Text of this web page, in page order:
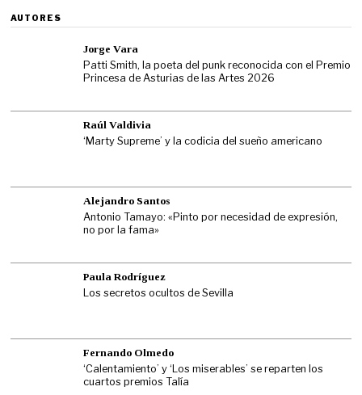
AUTORES
Jorge Vara
Patti Smith, la poeta del punk reconocida con el Premio
Princesa de Asturias de las Artes 2026
Raúl Valdivia
‘Marty Supreme’ y la codicia del sueño americano
Alejandro Santos
Antonio Tamayo: «Pinto por necesidad de expresión,
no por la fama»
Paula Rodríguez
Los secretos ocultos de Sevilla
Fernando Olmedo
‘Calentamiento’ y ‘Los miserables’ se reparten los
cuartos premios Talía